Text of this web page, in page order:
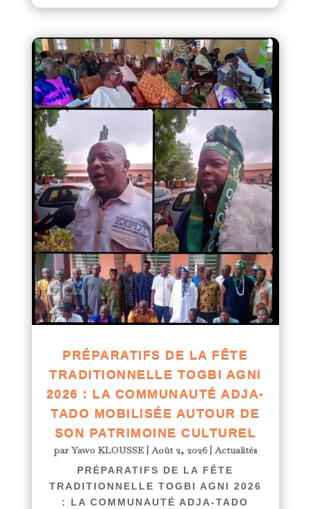
PRÉPARATIFS DE LA FÊTE
TRADITIONNELLE TOGBI AGNI
2026 : LA COMMUNAUTÉ ADJA-
TADO MOBILISÉE AUTOUR DE
SON PATRIMOINE CULTUREL
parYawo KLOUSSE|Août 2, 2026|Actualités
PRÉPARATIFS DE LA FÊTE
TRADITIONNELLE TOGBI AGNI 2026
: LA COMMUNAUTÉ ADJA-TADO